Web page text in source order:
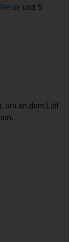
und 5
um an dem Lidl